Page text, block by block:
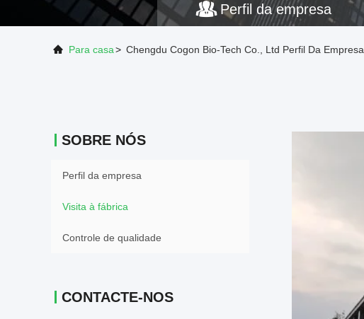
Perfil da empresa
Para casa> Chengdu Cogon Bio-Tech Co., Ltd Perfil Da Empresa
SOBRE NÓS
Perfil da empresa
Visita à fábrica
Controle de qualidade
CONTACTE-NOS